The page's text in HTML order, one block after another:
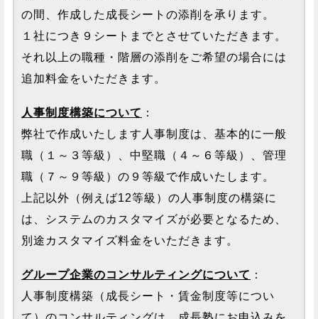
の間、作成した成長シートの添削を承ります。
１社につき９シートまでとさせていただきます。
それ以上の職種・階層の添削をご希望の場合には
追加料金をいただきます。
人事制度構築について ：
弊社で作成いたします人事制度は、基本的に一般
職（１～３等級）、中堅職（４～６等級）、管理
職（７～９等級）の９等級で作成いたします。
上記以外（例えば12等級）の人事制度の構築に
は、システムのカスタマイズが必要となるため、
別途カスタマイズ料金をいただきます。
グループ企業のコンサルティングについて ：
人事制度構築（成長シート・賃金制度等につい